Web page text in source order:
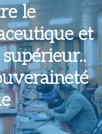
le
et